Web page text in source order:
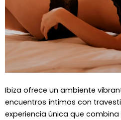
Ibiza ofrece un ambiente
encuentros íntimos con
experiencia única que